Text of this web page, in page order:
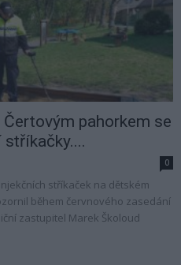
pahorkem se
0
stříkaček na dětském
během červnového zasedání
zastupitel Marek Školoud